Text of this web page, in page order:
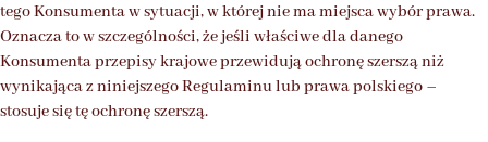
tego Konsumenta w sytuacji, w której nie ma miejsca wybór prawa.
Oznacza to w szczególności, że jeśli właściwe dla danego
Konsumenta przepisy krajowe przewidują ochronę szerszą niż
wynikająca z niniejszego Regulaminu lub prawa polskiego –
stosuje się tę ochronę szerszą.